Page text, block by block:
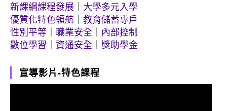
新課綱課程發展
大學多元入學
優質化特色領航
教育儲蓄專戶
性別平等
職業安全
內部控制
數位學習
資通安全 獎助學金
宣導影片-特色課程